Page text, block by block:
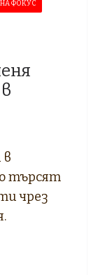
НА ФОКУС
търсят
чрез